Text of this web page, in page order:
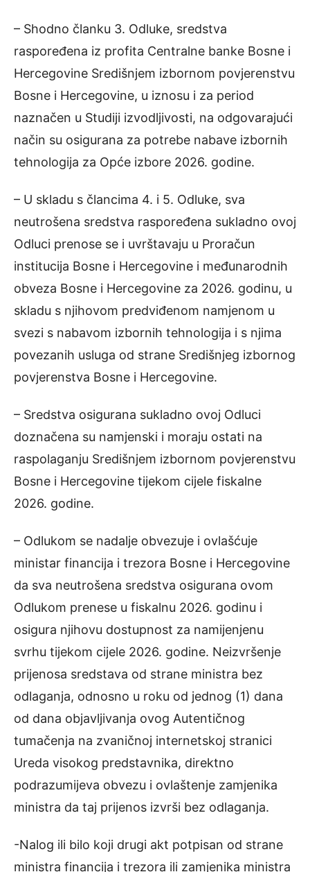
– Shodno članku 3. Odluke, sredstva
raspoređena iz profita Centralne banke Bosne i
Hercegovine Središnjem izbornom povjerenstvu
Bosne i Hercegovine, u iznosu i za period
naznačen u Studiji izvodljivosti, na odgovarajući
način su osigurana za potrebe nabave izbornih
tehnologija za Opće izbore 2026. godine.
– U skladu s člancima 4. i 5. Odluke, sva
neutrošena sredstva raspoređena sukladno ovoj
Odluci prenose se i uvrštavaju u Proračun
institucija Bosne i Hercegovine i međunarodnih
obveza Bosne i Hercegovine za 2026. godinu, u
skladu s njihovom predviđenom namjenom u
svezi s nabavom izbornih tehnologija i s njima
povezanih usluga od strane Središnjeg izbornog
povjerenstva Bosne i Hercegovine.
– Sredstva osigurana sukladno ovoj Odluci
doznačena su namjenski i moraju ostati na
raspolaganju Središnjem izbornom povjerenstvu
Bosne i Hercegovine tijekom cijele fiskalne
2026. godine.
– Odlukom se nadalje obvezuje i ovlašćuje
ministar financija i trezora Bosne i Hercegovine
da sva neutrošena sredstva osigurana ovom
Odlukom prenese u fiskalnu 2026. godinu i
osigura njihovu dostupnost za namijenjenu
svrhu tijekom cijele 2026. godine. Neizvršenje
prijenosa sredstava od strane ministra bez
odlaganja, odnosno u roku od jednog (1) dana
od dana objavljivanja ovog Autentičnog
tumačenja na zvaničnoj internetskoj stranici
Ureda visokog predstavnika, direktno
podrazumijeva obvezu i ovlaštenje zamjenika
ministra da taj prijenos izvrši bez odlaganja.
-Nalog ili bilo koji drugi akt potpisan od strane
ministra financija i trezora ili zamjenika ministra